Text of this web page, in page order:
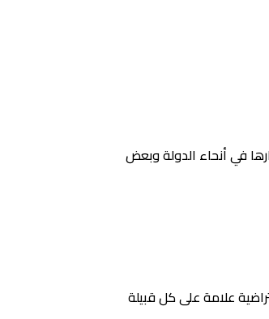
وانتشارها في أنحاء الدولة وبعض
علامة على كل قبيلة